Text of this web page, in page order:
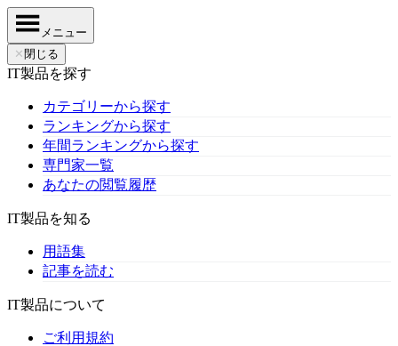
メニュー
✕ 閉じる
IT製品を探す
カテゴリーから探す
ランキングから探す
年間ランキングから探す
専門家一覧
あなたの閲覧履歴
IT製品を知る
用語集
記事を読む
IT製品について
ご利用規約